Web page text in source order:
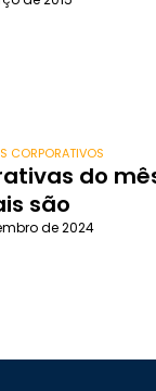
CORPORATIVOS
do
são
de 2024